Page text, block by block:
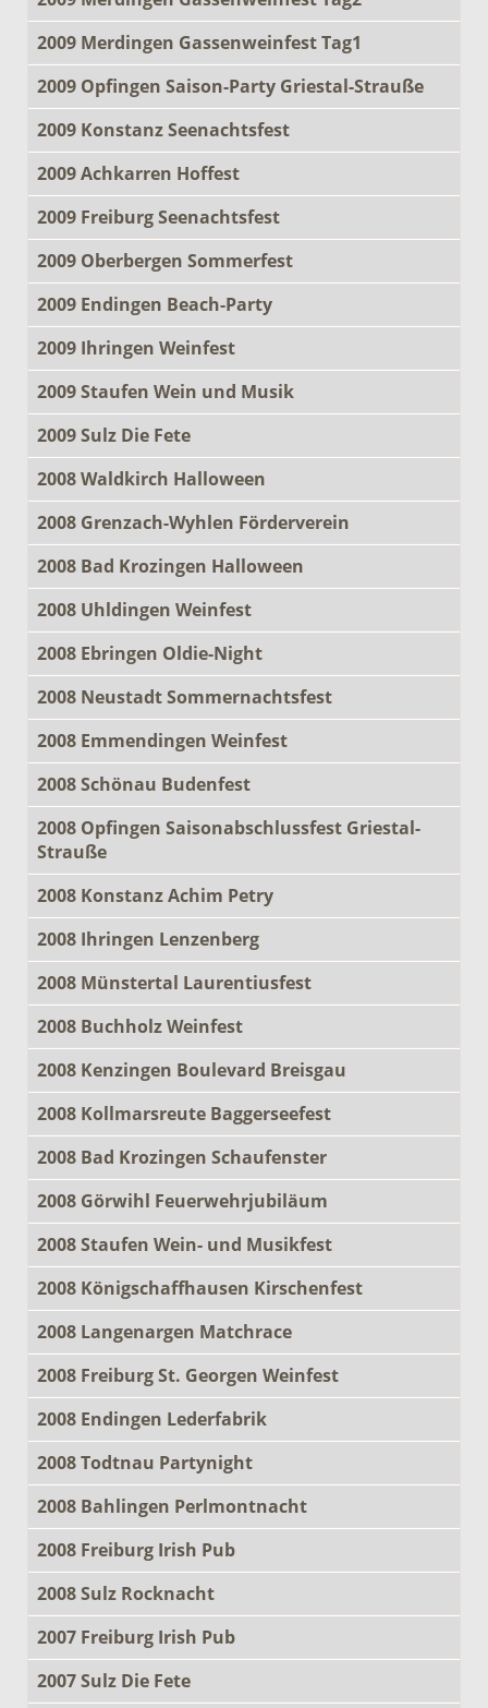
2009 Merdingen Gassenweinfest Tag1
2009 Opfingen Saison-Party Griestal-Strauße
2009 Konstanz Seenachtsfest
2009 Achkarren Hoffest
2009 Freiburg Seenachtsfest
2009 Oberbergen Sommerfest
2009 Endingen Beach-Party
2009 Ihringen Weinfest
2009 Staufen Wein und Musik
2009 Sulz Die Fete
2008 Waldkirch Halloween
2008 Grenzach-Wyhlen Förderverein
2008 Bad Krozingen Halloween
2008 Uhldingen Weinfest
2008 Ebringen Oldie-Night
2008 Neustadt Sommernachtsfest
2008 Emmendingen Weinfest
2008 Schönau Budenfest
2008 Opfingen Saisonabschlussfest Griestal-
Strauße
2008 Konstanz Achim Petry
2008 Ihringen Lenzenberg
2008 Münstertal Laurentiusfest
2008 Buchholz Weinfest
2008 Kenzingen Boulevard Breisgau
2008 Kollmarsreute Baggerseefest
2008 Bad Krozingen Schaufenster
2008 Görwihl Feuerwehrjubiläum
2008 Staufen Wein- und Musikfest
2008 Königschaffhausen Kirschenfest
2008 Langenargen Matchrace
2008 Freiburg St. Georgen Weinfest
2008 Endingen Lederfabrik
2008 Todtnau Partynight
2008 Bahlingen Perlmontnacht
2008 Freiburg Irish Pub
2008 Sulz Rocknacht
2007 Freiburg Irish Pub
2007 Sulz Die Fete